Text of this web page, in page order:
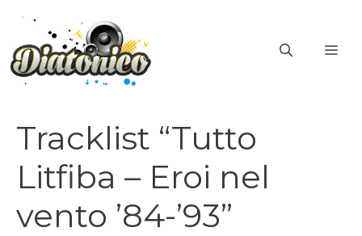
contenuto
Tracklist “Tutto
Litfiba – Eroi nel
vento ’84-’93”